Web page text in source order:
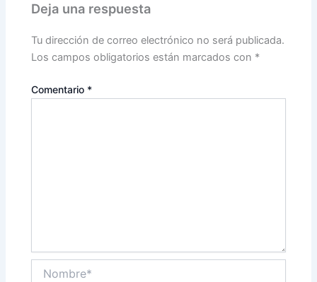
Deja una respuesta
Tu dirección de correo electrónico no será publicada.
Los campos obligatorios están marcados con *
Comentario *